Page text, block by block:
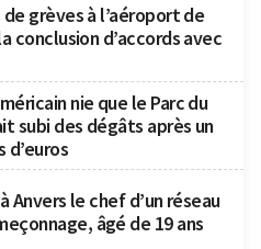
grèves à l’aéroport de
conclusion d’accords avec
nie que le Parc du
subi des dégâts après un
d’euros
Anvers le chef d’un réseau
âgé de 19 ans